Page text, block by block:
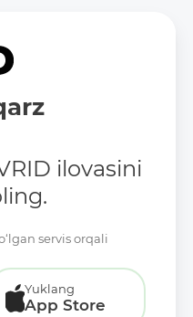
ilovasini
servis orqali
Yuklang
App Store